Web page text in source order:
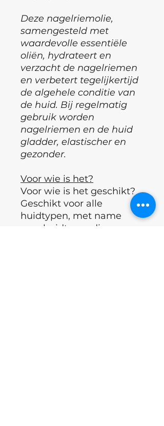
Deze nagelriemolie,
samengesteld met
waardevolle essentiële
oliën, hydrateert en
verzacht de nagelriemen
en verbetert tegelijkertijd
de algehele conditie van
de huid. Bij regelmatig
gebruik worden
nagelriemen en de huid
gladder, elastischer en
gezonder.
Voor wie is het?
Voor wie is het geschikt?
Geschikt voor alle
huidtypen, met name
voor huidtypes die